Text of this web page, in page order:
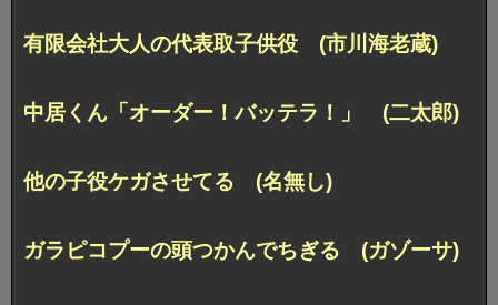
有限会社大人の代表取子供役 (市川海老蔵)
中居くん「オーダー！バッテラ！」 (二太郎)
他の子役ケガさせてる (名無し)
ガラピコプーの頭つかんでちぎる (ガゾーサ)